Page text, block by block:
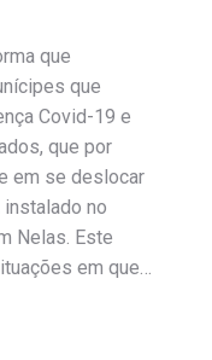
que
que
Covid-19 e
que por
em se deslocar
instalado no
Nelas. Este
em que…